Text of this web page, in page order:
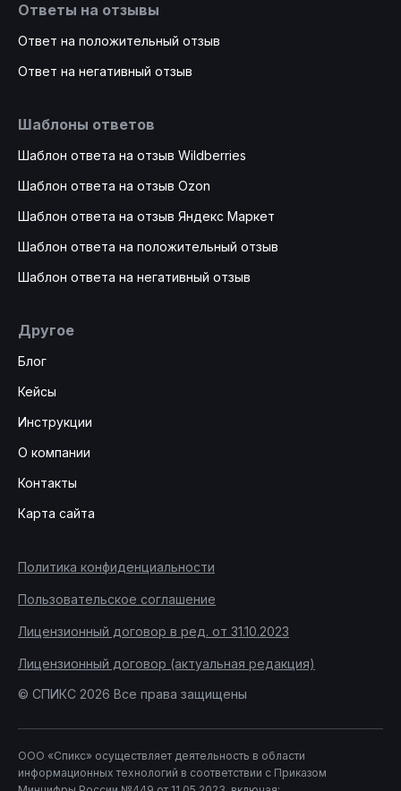
Ответы на отзывы
Ответ на положительный отзыв
Ответ на негативный отзыв
Шаблоны ответов
Шаблон ответа на отзыв Wildberries
Шаблон ответа на отзыв Ozon
Шаблон ответа на отзыв Яндекс Маркет
Шаблон ответа на положительный отзыв
Шаблон ответа на негативный отзыв
Другое
Блог
Кейсы
Инструкции
О компании
Контакты
Карта сайта
Политика конфиденциальности
Пользовательское соглашение
Лицензионный договор в ред. от 31.10.2023
Лицензионный договор (актуальная редакция)
© СПИКС 2026 Все права защищены
ООО «Спикс» осуществляет деятельность в области
информационных технологий в соответствии с Приказом